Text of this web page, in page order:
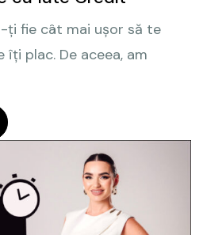
ți fie cât mai ușor să te
îți plac. De aceea, am